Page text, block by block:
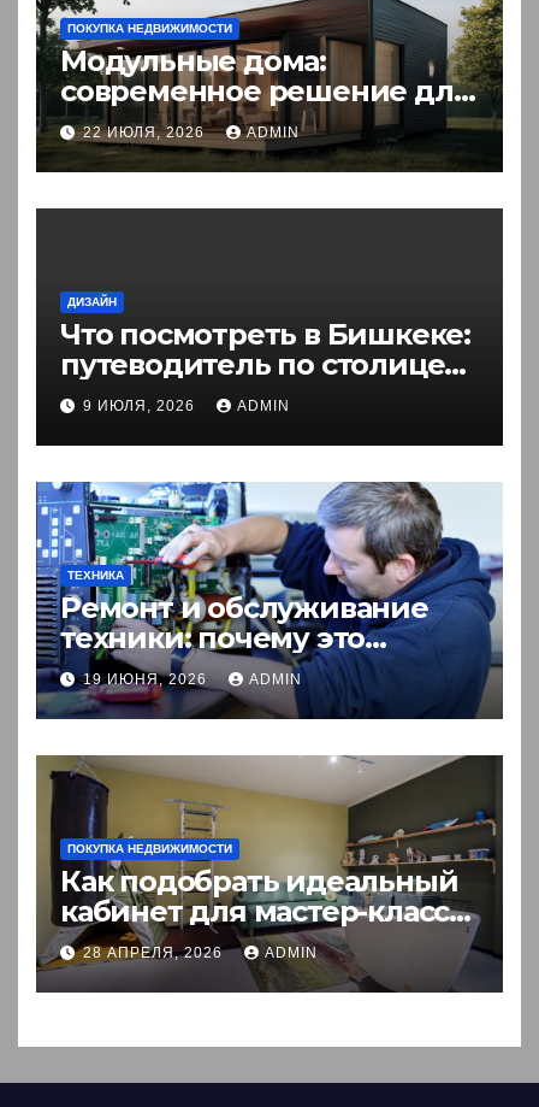
ПОКУПКА НЕДВИЖИМОСТИ
Модульные дома:
современное решение для
комфортного житья
22 ИЮЛЯ, 2026 ADMIN
ДИЗАЙН
Что посмотреть в Бишкеке:
путеводитель по столице
Кыргызстана
9 ИЮЛЯ, 2026 ADMIN
ТЕХНИКА
Ремонт и обслуживание
техники: почему это
выгоднее покупки новой?
19 ИЮНЯ, 2026 ADMIN
ПОКУПКА НЕДВИЖИМОСТИ
Как подобрать идеальный
кабинет для мастер-класса:
пошаговый гид
28 АПРЕЛЯ, 2026 ADMIN